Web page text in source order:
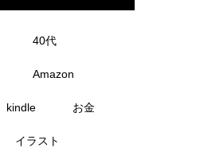
40代
Amazon
kindle お金
イラスト